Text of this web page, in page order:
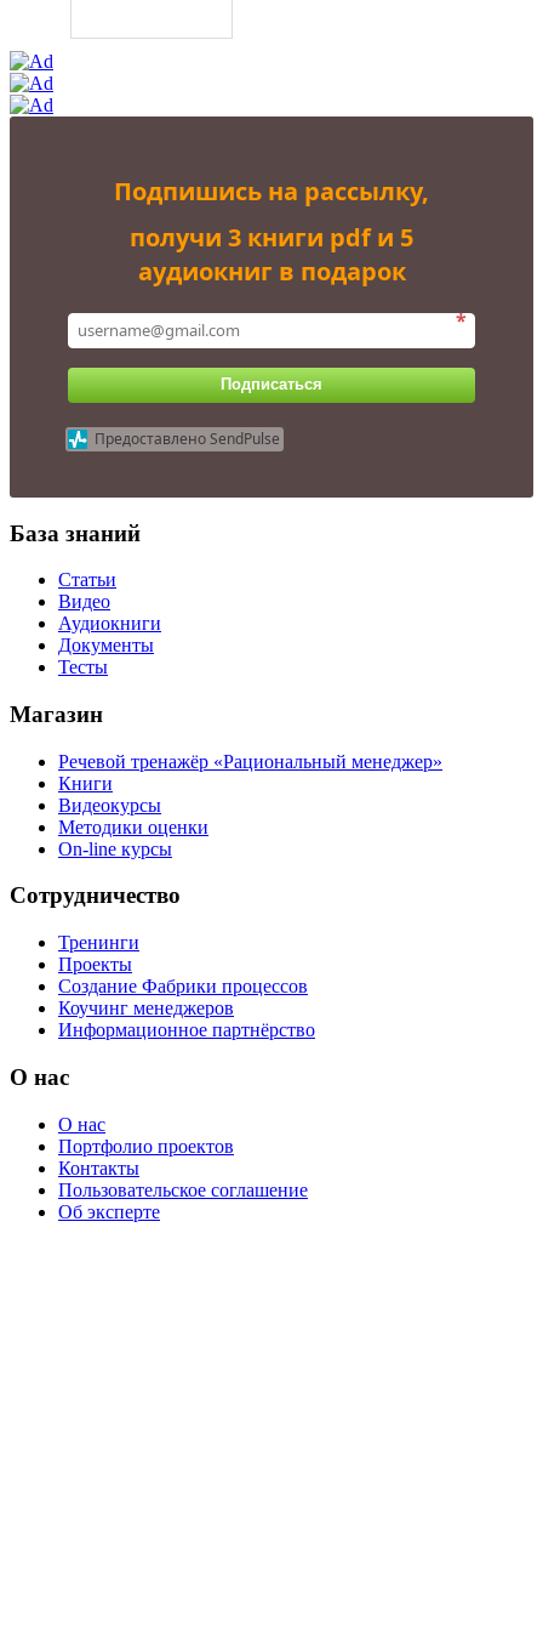
Подпишись на рассылку,
получи 3 книги pdf и 5
аудиокниг в подарок
*
Подписаться
Предоставлено SendPulse
База знаний
Статьи
Видео
Аудиокниги
Документы
Тесты
Магазин
Речевой тренажёр «Рациональный менеджер»
Книги
Видеокурсы
Методики оценки
On-line курсы
Сотрудничество
Тренинги
Проекты
Создание Фабрики процессов
Коучинг менеджеров
Информационное партнёрство
О нас
О нас
Портфолио проектов
Контакты
Пользовательское соглашение
Об эксперте